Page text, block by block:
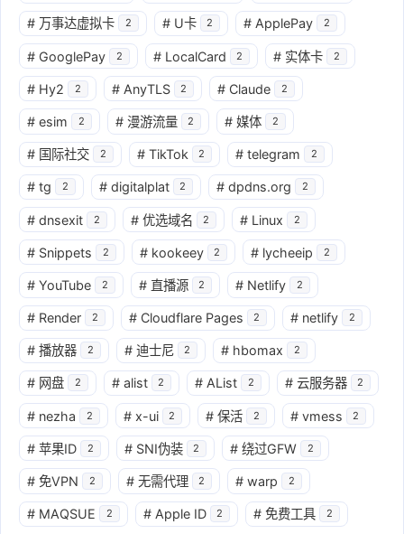
# 万事达虚拟卡 2 # U卡 2 # ApplePay 2
# GooglePay 2 # LocalCard 2 # 实体卡 2
# Hy2 2 # AnyTLS 2 # Claude 2
# esim 2 # 漫游流量 2 # 媒体 2
# 国际社交 2 # TikTok 2 # telegram 2
# tg 2 # digitalplat 2 # dpdns.org 2
# dnsexit 2 # 优选域名 2 # Linux 2
# Snippets 2 # kookeey 2 # lycheeip 2
# YouTube 2 # 直播源 2 # Netlify 2
# Render 2 # Cloudflare Pages 2 # netlify 2
# 播放器 2 # 迪士尼 2 # hbomax 2
# 网盘 2 # alist 2 # AList 2 # 云服务器 2
# nezha 2 # x-ui 2 # 保活 2 # vmess 2
# 苹果ID 2 # SNI伪装 2 # 绕过GFW 2
# 免VPN 2 # 无需代理 2 # warp 2
# MAQSUE 2 # Apple ID 2 # 免费工具 2